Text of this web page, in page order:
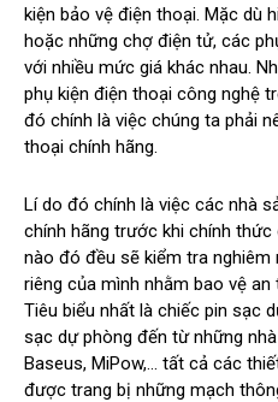
kiện bảo vệ điện thoại. Mặc dù
hoặc những chợ điện tử, các
với nhiều mức giá khác nhau.
phụ kiện điện thoại công nghệ
đó chính là việc chúng ta phải
thoại chính hãng.
Lí do đó chính là việc các nhà
chính hãng trước khi chính
nào đó đều sẽ kiểm tra nghiêm
riêng của mình nhằm bao vệ
Tiêu biểu nhất là chiếc pin sạc
sạc dự phòng đến từ những
Baseus, MiPow,… tất cả các
được trang bị những mạch